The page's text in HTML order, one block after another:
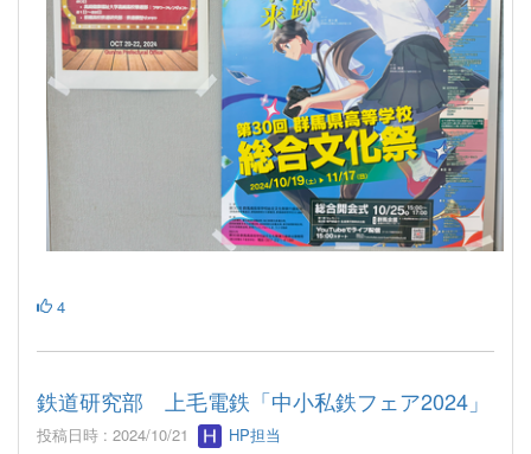
4
鉄道研究部 上毛電鉄「中小私鉄フェア2024」
投稿日時 : 2024/10/21 HP担当